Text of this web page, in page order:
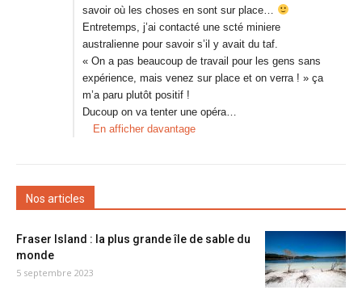
savoir où les choses en sont sur place…
Entretemps, j’ai contacté une scté miniere
australienne pour savoir s’il y avait du taf.
« On a pas beaucoup de travail pour les gens sans
expérience, mais venez sur place et on verra ! » ça
m’a paru plutôt positif !
Ducoup on va tenter une opéra…
En afficher davantage
Nos articles
Fraser Island : la plus grande île de sable du
monde
5 septembre 2023